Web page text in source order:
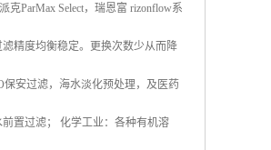
ParMax Select，瑞恩富 rizonflow系
精度均衡稳定。更换次数少从而降
安过滤，海水淡化预处理，及医药
置过滤； 化学工业：各种有机溶